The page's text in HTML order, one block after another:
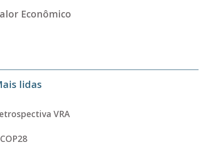
Econômico
lidas
VRA